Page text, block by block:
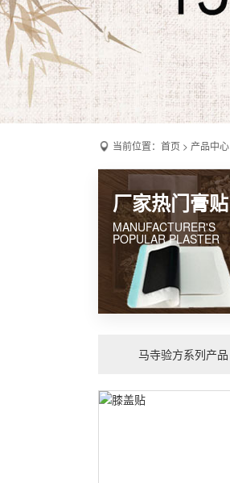
当前位置： 首页 > 产品中心
厂家热门膏贴
MANUFACTURER'S
POPULAR PLASTER
马寺验方系列产品